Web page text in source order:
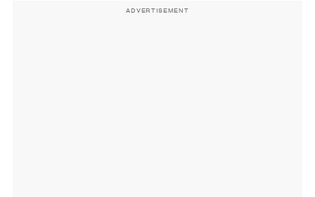
ADVERTISEMENT